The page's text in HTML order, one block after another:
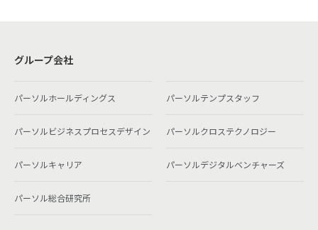
グループ会社
パーソルホールディングス パーソルテンプスタッフ
パーソルビジネスプロセスデザイン パーソルクロステクノロジー
パーソルキャリア パーソルデジタルベンチャーズ
パーソル総合研究所